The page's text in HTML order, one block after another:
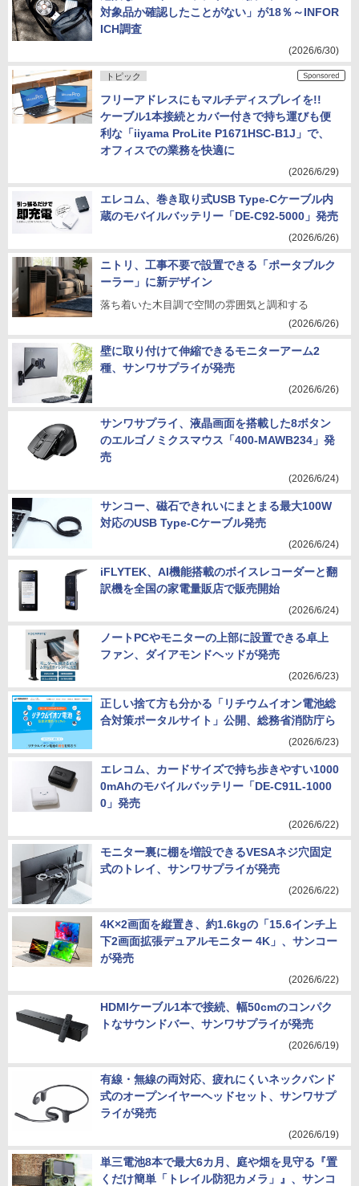
対象品か確認したことがない」が18％～INFOR
ICH調査
(2026/6/30)
トピック
フリーアドレスにもマルチディスプレイを!!
ケーブル1本接続とカバー付きで持ち運びも便
利な「iiyama ProLite P1671HSC-B1J」で、
オフィスでの業務を快適に
(2026/6/29)
エレコム、巻き取り式USB Type-Cケーブル内
蔵のモバイルバッテリー「DE-C92-5000」発売
(2026/6/26)
ニトリ、工事不要で設置できる「ポータブルク
ーラー」に新デザイン
落ち着いた木目調で空間の雰囲気と調和する
(2026/6/26)
壁に取り付けて伸縮できるモニターアーム2
種、サンワサプライが発売
(2026/6/26)
サンワサプライ、液晶画面を搭載した8ボタン
のエルゴノミクスマウス「400-MAWB234」発
売
(2026/6/24)
サンコー、磁石できれいにまとまる最大100W
対応のUSB Type-Cケーブル発売
(2026/6/24)
iFLYTEK、AI機能搭載のボイスレコーダーと翻
訳機を全国の家電量販店で販売開始
(2026/6/24)
ノートPCやモニターの上部に設置できる卓上
ファン、ダイアモンドヘッドが発売
(2026/6/23)
正しい捨て方も分かる「リチウムイオン電池総
合対策ポータルサイト」公開、総務省消防庁ら
(2026/6/23)
エレコム、カードサイズで持ち歩きやすい1000
0mAhのモバイルバッテリー「DE-C91L-1000
0」発売
(2026/6/22)
モニター裏に棚を増設できるVESAネジ穴固定
式のトレイ、サンワサプライが発売
(2026/6/22)
4K×2画面を縦置き、約1.6kgの「15.6インチ上
下2画面拡張デュアルモニター 4K」、サンコー
が発売
(2026/6/22)
HDMIケーブル1本で接続、幅50cmのコンパク
トなサウンドバー、サンワサプライが発売
(2026/6/19)
有線・無線の両対応、疲れにくいネックバンド
式のオープンイヤーヘッドセット、サンワサプ
ライが発売
(2026/6/19)
単三電池8本で最大6カ月、庭や畑を見守る『置
くだけ簡単「トレイル防犯カメラ」』、サンコ